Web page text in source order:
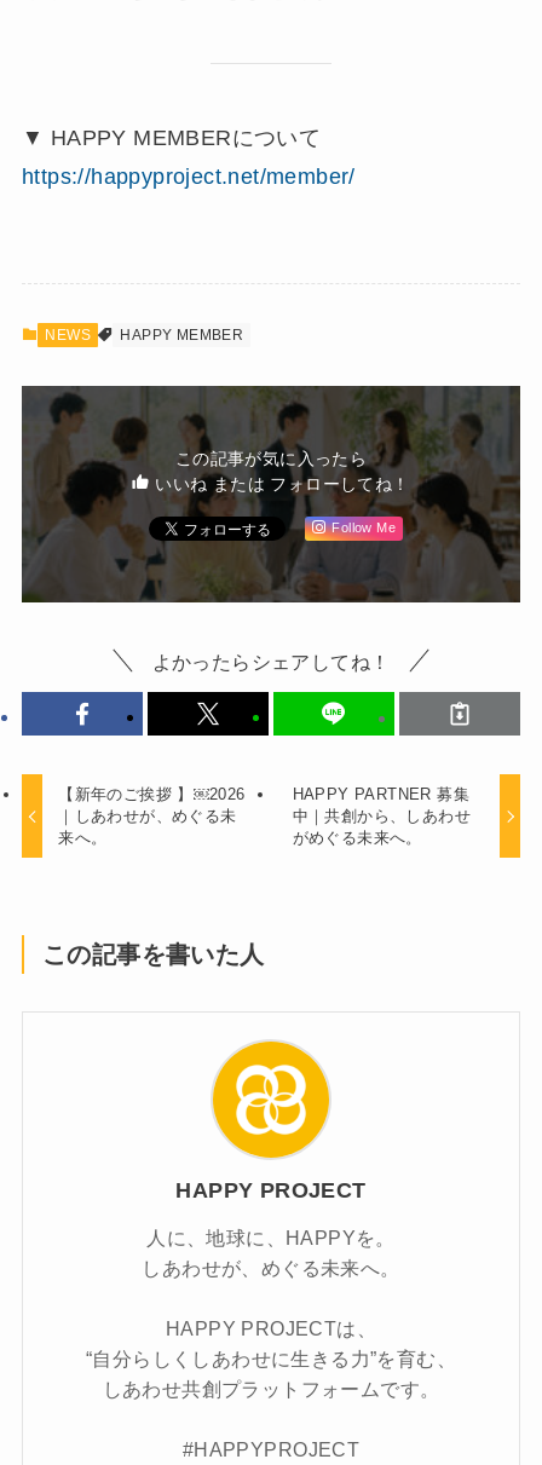
▼ HAPPY MEMBERについて
https://happyproject.net/member/
NEWS HAPPY MEMBER
この記事が気に入ったら
いいね または フォローしてね！
Follow Me
よかったらシェアしてね！
【新年のご挨拶 】￼2026
｜しあわせが、めぐる未
来へ。
HAPPY PARTNER 募集
中｜共創から、しあわせ
がめぐる未来へ。
この記事を書いた人
HAPPY PROJECT
人に、地球に、HAPPYを。
しあわせが、めぐる未来へ。
HAPPY PROJECTは、
“自分らしくしあわせに生きる力”を育む、
しあわせ共創プラットフォームです。
#HAPPYPROJECT